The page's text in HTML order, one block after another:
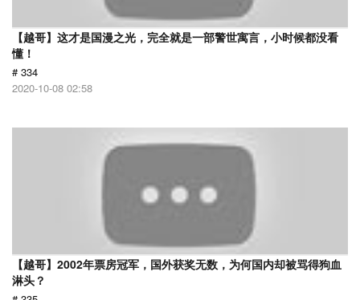
【越哥】这才是国漫之光，完全就是一部警世寓言，小时候都没看
懂！
# 334
2020-10-08 02:58
【越哥】2002年票房冠军，国外获奖无数，为何国内却被骂得狗血
淋头？